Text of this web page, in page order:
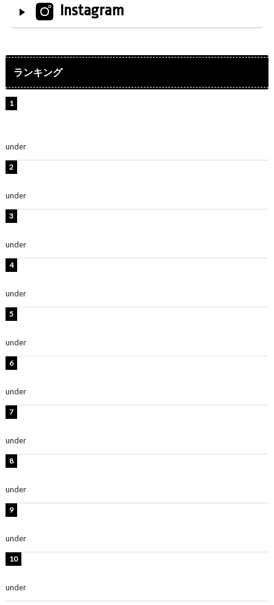
Instagram
ランキング
under
under
under
under
under
under
under
under
under
under